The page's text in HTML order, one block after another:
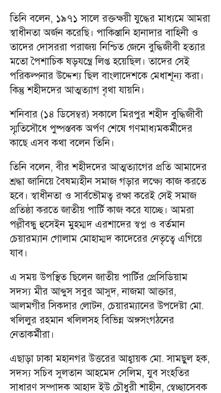
তিনি বলেন, ১৯৭১ সালে রক্তক্ষয়ী যুদ্ধের মাধ্যমে আমরা
স্বাধীনতা অর্জন করেছি। পাকিস্তানি হানাদার বাহিনী ও
তাদের দোসররা পরাজয় নিশ্চিত জেনে বুদ্ধিজীবী হত্যার
মতো পৈশাচিক ষড়যন্ত্রে লিপ্ত হয়েছিল। তাদের সেই
পরিকল্পনার উদ্দেশ্য ছিল বাংলাদেশকে মেধাশূন্য করা।
কিন্তু শহীদদের আত্মত্যাগ বৃথা যায়নি।
শনিবার (১৪ ডিসেম্বর) সকালে মিরপুর শহীদ বুদ্ধিজীবী
স্মৃতিসৌধে পুষ্পস্তবক অর্পণ শেষে গণমাধ্যমকর্মীদের
কাছে এসব কথা বলেন তিনি।
তিনি বলেন, বীর শহীদদের আত্মত্যাগের প্রতি আমাদের
শ্রদ্ধা জানিয়ে বৈষম্যহীন সমাজ গড়ার লক্ষ্যে কাজ করতে
হবে। স্বাধীনতা ও সার্বভৌমত্ব রক্ষা করেই সেই সমাজ
প্রতিষ্ঠা করতে জাতীয় পার্টি কাজ করে যাচ্ছে। আমরা
পল্লীবন্ধু হুসেইন মুহম্মদ এরশাদের স্বপ্ন ও বর্তমান
চেয়ারম্যান গোলাম মোহাম্মদ কাদেরের নেতৃত্বে এগিয়ে
যাব।
এ সময় উপস্থিত ছিলেন জাতীয় পার্টির প্রেসিডিয়াম
সদস্য মীর আব্দুস সবুর আসুদ, নাজমা আক্তার,
আলমগীর সিকদার লোটন, চেয়ারম্যানের উপদেষ্টা মো.
খলিলুর রহমান খলিলসহ বিভিন্ন অঙ্গসংগঠনের
নেতাকর্মীরা।
এছাড়া ঢাকা মহানগর উত্তরের আহ্বায়ক মো. সামছুল হক,
সদস্য সচিব সুলতান আহমেদ সেলিম, যুব সংহতির
সাধারণ সম্পাদক আহাদ ইউ চৌধুরী শাহীন, স্বেচ্ছাসেবক